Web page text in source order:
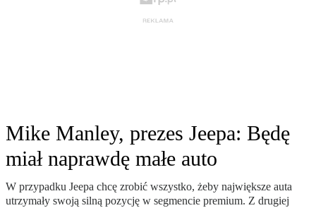
Mike Manley, prezes Jeepa: Będę
miał naprawdę małe auto
W przypadku Jeepa chcę zrobić wszystko, żeby największe auta
utrzymały swoją silną pozycję w segmencie premium. Z drugiej